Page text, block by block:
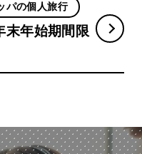
パの個人旅行
末年始期間限